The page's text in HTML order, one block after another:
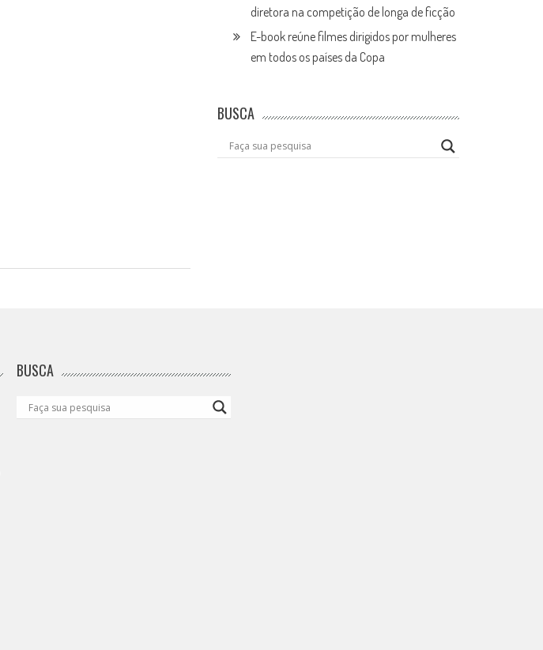
diretora na competição de longa de ficção
E-book reúne filmes dirigidos por mulheres
em todos os países da Copa
BUSCA
BUSCA